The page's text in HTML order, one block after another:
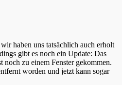
haben uns tatsächlich auch erholt
gibt es noch ein Update: Das
noch zu einem Fenster gekommen.
worden und jetzt kann sogar